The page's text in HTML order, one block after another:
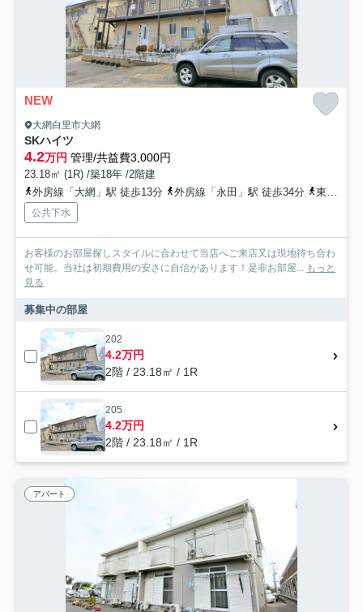
NEW
大網白里市大網
SKハイツ
4.2万円 管理/共益費3,000円
23.18㎡ (1R) /築18年 /2階建
外房線「大網」駅 徒歩13分
外房線「永田」駅 徒歩34分 東金線「福俵」駅 徒歩49分
公共下水
お客様のお部屋探しスタイルに合わせて当店へご来店又は現地待ち合わ
せ可能。当社は初期費用の安さに自信があります！是非お部屋... もっと
見る
募集中の部屋
202
4.2万円
2階 / 23.18㎡ / 1R
205
4.2万円
2階 / 23.18㎡ / 1R
アパート